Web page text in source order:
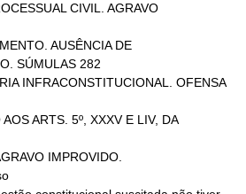
CIVIL. AGRAVO
SÚMULAS 282